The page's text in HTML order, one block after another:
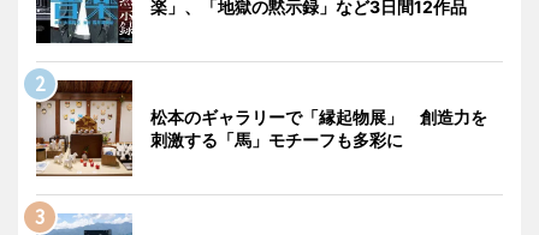
楽」、「地獄の黙示録」など3日間12作品
松本のギャラリーで「縁起物展」 創造力を
刺激する「馬」モチーフも多彩に